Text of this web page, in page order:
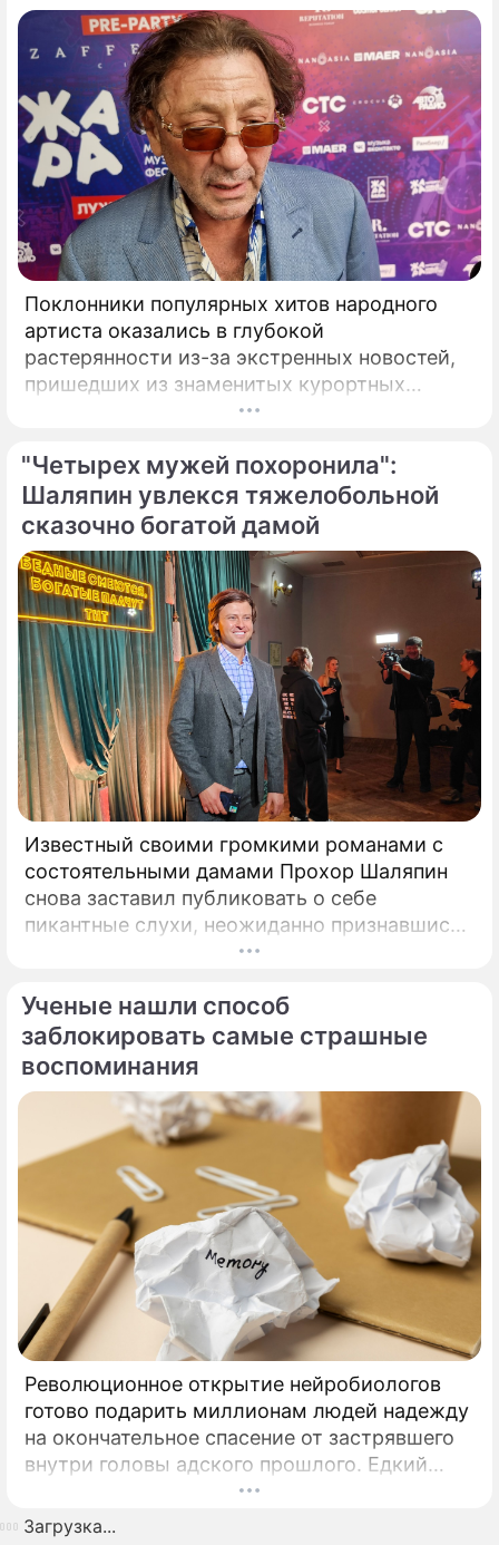
Поклонники популярных хитов народного
артиста оказались в глубокой
растерянности из-за экстренных новостей,
пришедших из знаменитых курортных
городов. Григорий Лепс, чей гастрольный
вперед, ошарашил публику крайне
неприятным решением.
"Четырех мужей похоронила":
Шаляпин увлекся тяжелобольной
сказочно богатой дамой
Известный своими громкими романами с
состоятельными дамами Прохор Шаляпин
снова заставил публиковать о себе
пикантные слухи, неожиданно признавшись
в чувствах к весьма непростой женщина.
представительниц прекрасного пола с
внушительным жизненным опытом Прохор
Шаляпин вновь оказался в эпицентре
Ученые нашли способ
заблокировать самые страшные
воспоминания
Революционное открытие нейробиологов
готово подарить миллионам людей надежду
на окончательное спасение от застрявшего
внутри головы адского прошлого. Едкий
запах дыма, резкий визг автомобильных
тормозов или случайно услышанный в толпе
Загрузка...